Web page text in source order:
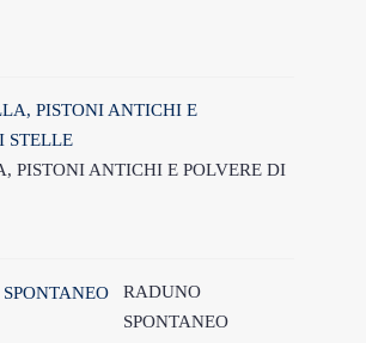
PISTONI ANTICHI E POLVERE DI
RADUNO
SPONTANEO